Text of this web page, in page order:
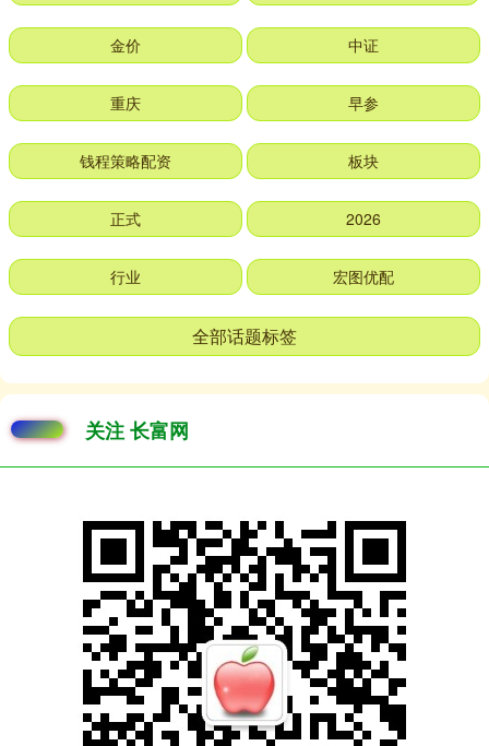
金价 中证
重庆 早参
钱程策略配资 板块
正式 2026
行业 宏图优配
全部话题标签
关注 长富网